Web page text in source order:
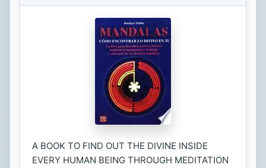
A BOOK TO FIND OUT THE DIVINE INSIDE
EVERY HUMAN BEING THROUGH MEDITATION